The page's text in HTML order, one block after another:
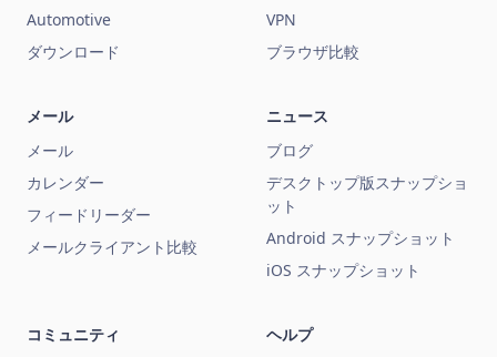
Automotive
ダウンロード
VPN
ブラウザ比較
メール
メール
カレンダー
フィードリーダー
メールクライアント比較
ニュース
ブログ
デスクトップ版スナップショ
ット
Android スナップショット
iOS スナップショット
コミュニティ
ヘルプ